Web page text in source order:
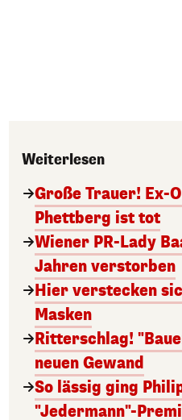
Weiterlesen
Große Trauer! Ex-
Phettberg ist tot
Wiener PR-Lady
Jahren verstorben
Hier verstecken
Masken
Ritterschlag!
neuen Gewand
So lässig ging
"Jedermann"-